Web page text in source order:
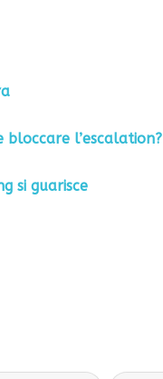
bloccare l’escalation?
si guarisce